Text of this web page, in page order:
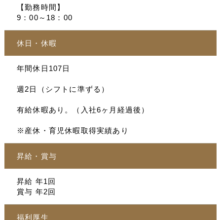
【勤務時間】
9：00～18：00
休日・休暇
年間休日107日
週2日（シフトに準ずる）
有給休暇あり。（入社6ヶ月経過後）
※産休・育児休暇取得実績あり
昇給・賞与
昇給 年1回
賞与 年2回
福利厚生